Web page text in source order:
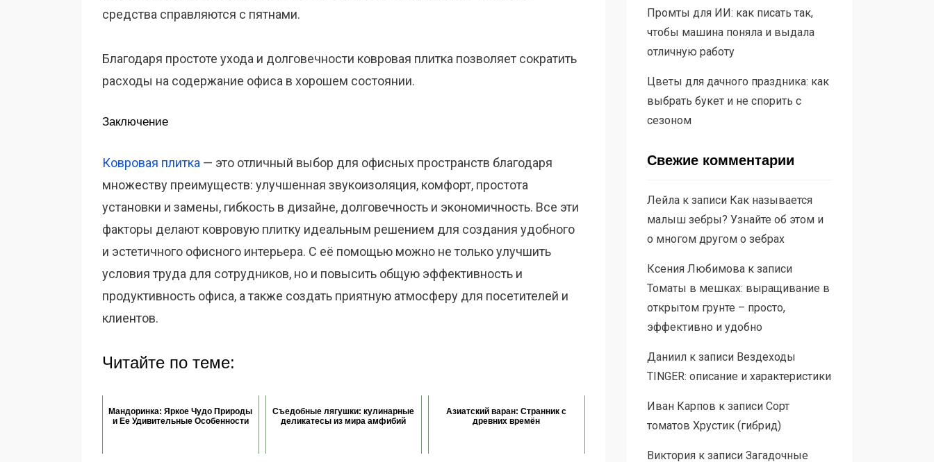
средства справляются с пятнами.
Благодаря простоте ухода и долговечности ковровая плитка позволяет сократить
расходы на содержание офиса в хорошем состоянии.
Заключение
Ковровая плитка — это отличный выбор для офисных пространств благодаря
множеству преимуществ: улучшенная звукоизоляция, комфорт, простота
установки и замены, гибкость в дизайне, долговечность и экономичность. Все эти
факторы делают ковровую плитку идеальным решением для создания удобного
и эстетичного офисного интерьера. С её помощью можно не только улучшить
условия труда для сотрудников, но и повысить общую эффективность и
продуктивность офиса, а также создать приятную атмосферу для посетителей и
клиентов.
Читайте по теме:
Мандоринка: Яркое Чудо Природы
и Ее Удивительные Особенности
Съедобные лягушки: кулинарные
деликатесы из мира амфибий
Азиатский варан: Странник с
древних времён
Промты для ИИ: как писать так,
чтобы машина поняла и выдала
отличную работу
Цветы для дачного праздника: как
выбрать букет и не спорить с
сезоном
Свежие комментарии
Лейлак записи Как называется
малыш зебры? Узнайте об этом и
о многом другом о зебрах
Ксения Любимовак записи
Томаты в мешках: выращивание в
открытом грунте – просто,
эффективно и удобно
Даниилк записи Вездеходы
TINGER: описание и характеристики
Иван Карпов к записи Сорт
томатов Хрустик (гибрид)
Викторияк записи Загадочные